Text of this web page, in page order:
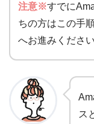
注意※すでに
ちの方はこの手
へお進みください
ス